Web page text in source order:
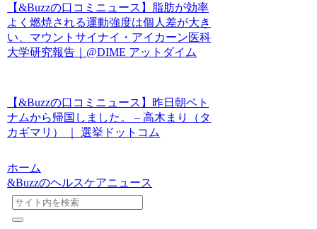
【&Buzzの口コミニュース】脂肪が効率
よく燃焼される運動強度は個人差が大き
い、マウントサイナイ・アイカーン医科
大学研究報告｜@DIME アットダイム
【&Buzzの口コミニュース】​​昨日朝ベト
ナムから帰国しました。 – 高木まり（タ
カギマリ） ｜ 選挙ドットコム
ホーム
&Buzzのヘルスケアニュース